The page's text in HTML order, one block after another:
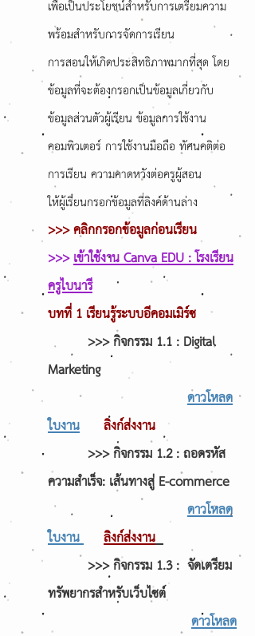
เพื่อเป็นประโยชน์สำหรับการเตรียมความ
พร้อมสำหรับการจัดการเรียน
การสอนให้เกิดประสิทธิภาพมากที่สุด โดย
ข้อมูลที่จะต้องกรอกเป็นข้อมูลเกี่ยวกับ
ข้อมูลส่วนตัวผู้เรียน ข้อมูลการใช้งาน
คอมพิวเตอร์ การใช้งานมือถือ ทัศนคติต่อ
การเรียน ความคาดหวังต่อครูผู้สอน
ให้ผู้เรียนกรอกข้อมูลที่ลิงค์ด้านล่าง
>>> คลิกกรอกข้อมูลก่อนเรียน
>>>เข้าใช้งาน Canva EDU : โรงเรียน
ครูไบนารี
บทที่ 1 เรียนรู้ระบบอีคอมเมิร์ซ
>>> กิจกรรม 1.1 : Digital
Marketing
ดาวโหลด
ใบงาน
ลิงก์ส่งงาน
>>> กิจกรรม 1.2 : ถอดรหัส
ความสำเร็จ: เส้นทางสู่ E-commerce
ดาวโหลด
ใบงาน
ลิงก์ส่งงาน
>>> กิจกรรม 1.3 : จัดเตรียม
ทรัพยากรสำหรับเว็บไซต์
ดาวโหลด